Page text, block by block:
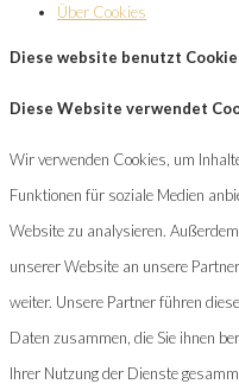
Über Cookies
Diese website benutzt
Diese Website verwendet
Wir verwenden Cookies, um
Funktionen für soziale Medien
Website zu analysieren.
unserer Website an unsere
weiter. Unsere Partner führen
Daten zusammen, die Sie ihnen
Ihrer Nutzung der Dienste